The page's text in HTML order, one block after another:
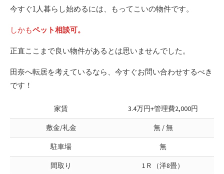
今すぐ1人暮らし始めるには、もってこいの物件です。
しかもペット相談可。
正直ここまで良い物件があるとは思いませんでした。
田奈へ転居を考えているなら、今すぐお問い合わせするべき
です！
家賃 3.4万円+管理費2,000円
敷金/礼金 無 / 無
駐車場 無
間取り 1Ｒ（洋8畳）